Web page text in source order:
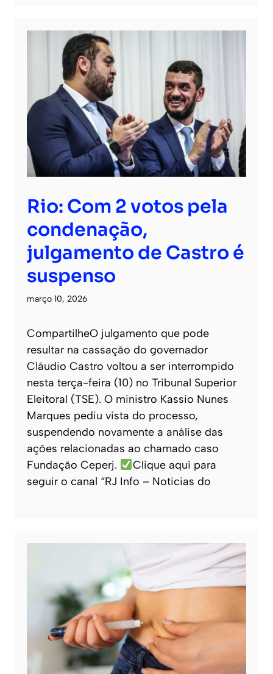
Rio: Com 2 votos pela
condenação,
julgamento de Castro é
suspenso
março 10, 2026
CompartilheO julgamento que pode
resultar na cassação do governador
Cláudio Castro voltou a ser interrompido
nesta terça-feira (10) no Tribunal Superior
Eleitoral (TSE). O ministro Kassio Nunes
Marques pediu vista do processo,
suspendendo novamente a análise das
ações relacionadas ao chamado caso
Fundação Ceperj.
Clique aqui para
seguir o canal “RJ Info – Noticias do